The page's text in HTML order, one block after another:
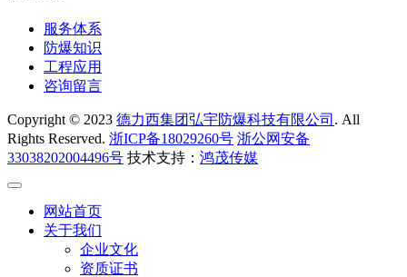
服务体系
防爆知识
工程应用
咨询留言
Copyright © 2023 德力西集团弘宇防爆科技有限公司 . All
Rights Reserved. 浙ICP备18029260号 浙公网安备
33038202004496号 技术支持： 鸿茂传媒
网站首页
关于我们
企业文化
资质证书